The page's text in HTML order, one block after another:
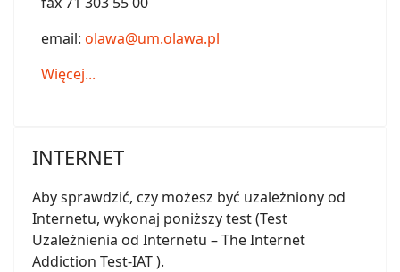
email: olawa@um.olawa.pl
Więcej...
INTERNET
Aby sprawdzić, czy możesz być uzależniony od
Internetu, wykonaj poniższy test (Test
Uzależnienia od Internetu – The Internet
Addiction Test-IAT ).